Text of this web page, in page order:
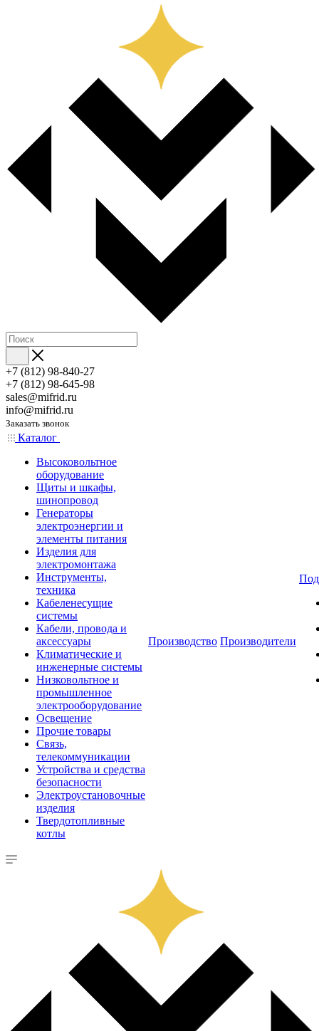
+7 (812) 98-840-27
+7 (812) 98-645-98
sales@mifrid.ru
info@mifrid.ru
Заказать звонок
Каталог
Высоковольтное
оборудование
Щиты и шкафы,
шинопровод
Генераторы
электроэнергии и
элементы питания
Изделия для
электромонтажа
Инструменты,
техника
Кабеленесущие
системы
Кабели, провода и
аксессуары
Климатические и
инженерные системы
Низковольтное и
промышленное
электрооборудование
Освещение
Прочие товары
Связь,
телекоммуникации
Устройства и средства
безопасности
Электроустановочные
изделия
Твердотопливные
котлы
Производство Производители